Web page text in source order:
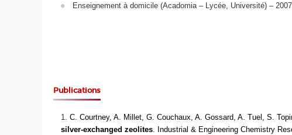
Enseignement à domicile (Acadomia – Lycée, Université) –
Publications
C. Courtney, A. Millet, G. Couchaux, A. Gossard, A. Tuel, S.
silver-exchanged zeolites. Industrial & Engineering Chemistry